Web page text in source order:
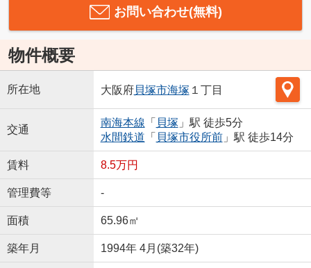
お問い合わせ(無料)
物件概要
所在地 大阪府貝塚市海塚 １丁目
交通
南海本線 「 貝塚 」駅 徒歩5分
水間鉄道 「 貝塚市役所前」駅 徒歩14分
賃料 8.5万円
管理費等 -
面積 65.96㎡
築年月 1994年 4月(築32年)